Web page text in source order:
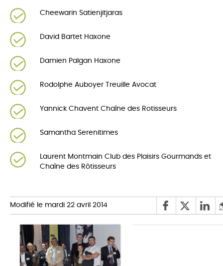
Cheewarin Satienjitjaras
David Bartet Haxone
Damien Palgan Haxone
Rodolphe Auboyer Treuille Avocat
Yannick Chavent Chaîne des Rotisseurs
Samantha Serenitimes
Laurent Montmain Club des Plaisirs Gourmands et
Chaîne des Rôtisseurs
Modifié le mardi 22 avril 2014